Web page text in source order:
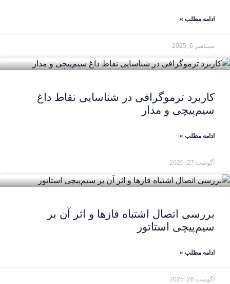
ادامه مطلب »
سپتامبر 6, 2025
کاربرد ترموگرافی در شناسایی نقاط داغ
سیم‌پیچی و مدار
ادامه مطلب »
آگوست 27, 2025
بررسی اتصال اشتباه فازها و اثر آن بر
سیم‌پیچی استاتور
ادامه مطلب »
آگوست 26, 2025